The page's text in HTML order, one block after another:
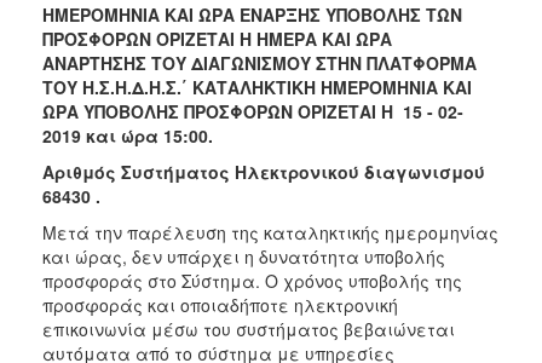
ΗΜΕΡΟΜΗΝΙΑ ΚΑΙ ΩΡΑ ΕΝΑΡΞΗΣ ΥΠΟΒΟΛΗΣ ΤΩΝ
ΠΡΟΣΦΟΡΩΝ ΟΡΙΖΕΤΑΙ Η ΗΜΕΡΑ ΚΑΙ ΩΡΑ
ΑΝΑΡΤΗΣΗΣ ΤΟΥ ΔΙΑΓΩΝΙΣΜΟΥ ΣΤΗΝ ΠΛΑΤΦΟΡΜΑ
ΤΟΥ Η.Σ.Η.Δ.Η.Σ.΄ ΚΑΤΑΛΗΚΤΙΚΗ ΗΜΕΡΟΜΗΝΙΑ ΚΑΙ
ΩΡΑ ΥΠΟΒΟΛΗΣ ΠΡΟΣΦΟΡΩΝ ΟΡΙΖΕΤΑΙ Η 15 - 02-
2019 και ώρα 15:00.
Αριθμός Συστήματος Ηλεκτρονικού διαγωνισμού
68430 .
Μετά την παρέλευση της καταληκτικής ημερομηνίας
και ώρας, δεν υπάρχει η δυνατότητα υποβολής
προσφοράς στο Σύστημα. Ο χρόνος υποβολής της
προσφοράς και οποιαδήποτε ηλεκτρονική
επικοινωνία μέσω του συστήματος βεβαιώνεται
αυτόματα από το σύστημα με υπηρεσίες